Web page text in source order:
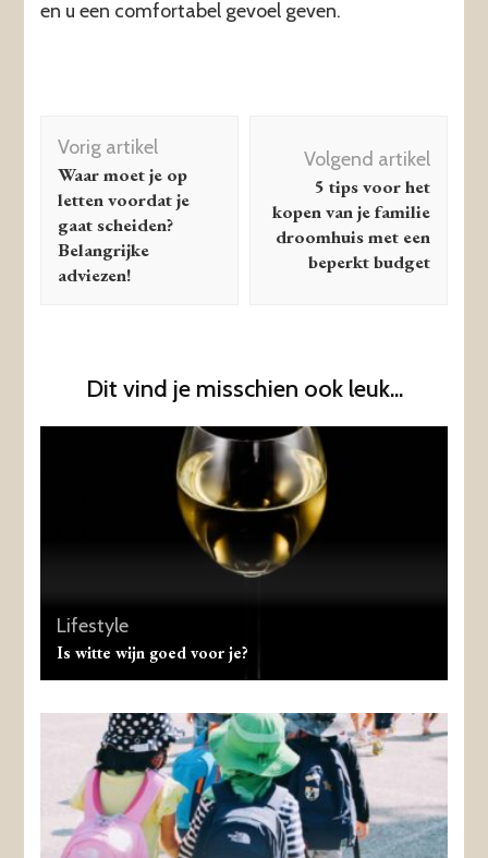
en u een comfortabel gevoel geven.
Berichtnavigatie
Vorig artikel
Waar moet je op
letten voordat je
gaat scheiden?
Belangrijke
adviezen!
Volgend artikel
5 tips voor het
kopen van je familie
droomhuis met een
beperkt budget
Dit vind je misschien ook leuk...
Lifestyle
Is witte wijn goed voor je?